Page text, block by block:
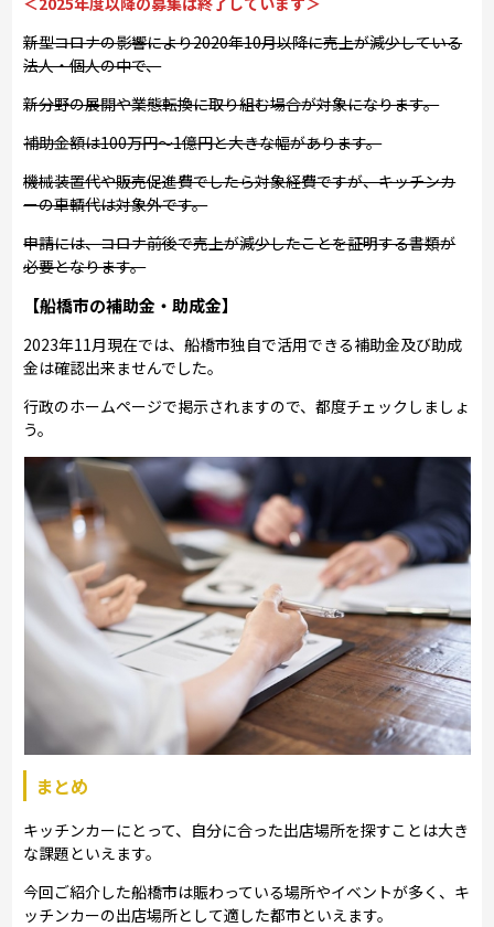
新型コロナの影響により2020年10月以降に売上が減少している
法人・個人の中で、
新分野の展開や業態転換に取り組む場合が対象になります。
補助金額は100万円～1億円と大きな幅があります。
機械装置代や販売促進費でしたら対象経費ですが、キッチンカ
ーの車輌代は対象外です。
申請には、コロナ前後で売上が減少したことを証明する書類が
必要となります。
【船橋市の補助金・助成金】
2023年11月現在では、船橋市独自で活用できる補助金及び助成
金は確認出来ませんでした。
行政のホームページで掲示されますので、都度チェックしましょ
う。
まとめ
キッチンカーにとって、自分に合った出店場所を探すことは大き
な課題といえます。
今回ご紹介した船橋市は賑わっている場所やイベントが多く、キ
ッチンカーの出店場所として適した都市といえます。